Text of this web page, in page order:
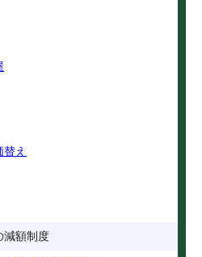
え
減額制度